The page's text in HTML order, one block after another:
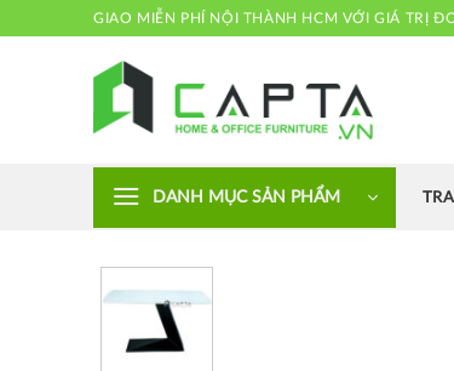
GIAO MIỄN PHÍ NỘI THÀNH HCM VỚI GIÁ TRỊ
DANH MỤC SẢN PHẨM